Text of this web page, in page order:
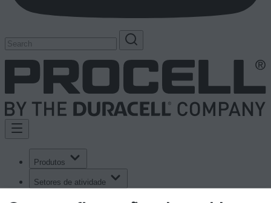
Produtos
Setores de atividade